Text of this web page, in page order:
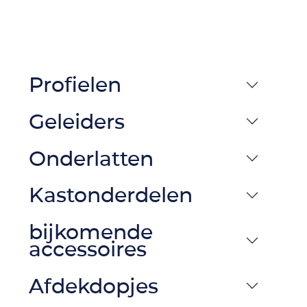
Profielen
Geleiders
Onderlatten
Kastonderdelen
bijkomende
accessoires
Afdekdopjes